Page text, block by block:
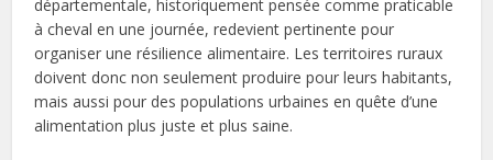
départementale, historiquement pensée comme praticable
à cheval en une journée, redevient pertinente pour
organiser une résilience alimentaire. Les territoires ruraux
doivent donc non seulement produire pour leurs habitants,
mais aussi pour des populations urbaines en quête d’une
alimentation plus juste et plus saine.